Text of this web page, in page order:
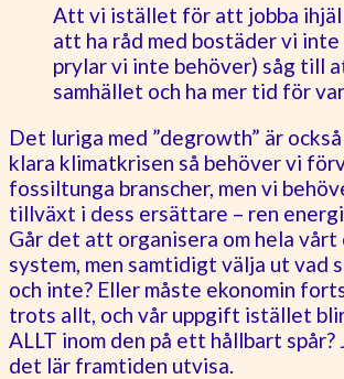
Att vi istället för att jobba
att ha råd med bostäder vi inte
prylar vi inte behöver) såg till
samhället och ha mer tid för
Det luriga med ”degrowth” är
klara klimatkrisen så behöver vi
fossiltunga branscher, men vi
tillväxt i dess ersättare – ren
Går det att organisera om hela vårt
system, men samtidigt välja ut vad
och inte? Eller måste ekonomin
trots allt, och vår uppgift istället
ALLT inom den på ett hållbart spår?
det lär framtiden utvisa.